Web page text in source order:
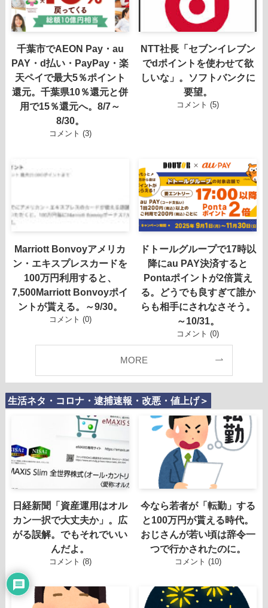
千葉市でAEON Pay・au
PAY・d払い・PayPay・楽
天ペイで最大5％ポイント
還元。千葉県10％還元と併
用で15％還元へ。8/7～
8/30。
コメント (3)
NTT社長「セブンイレブン
でdポイントを使わせて欲
しいな」。ソフトバンクに
要望。
コメント (5)
Marriott Bonvoyアメリカ
ン・エキスプレスカードを
100万円利用すると、
7,500Marriott Bonvoyポイ
ントが貰える。～9/30。
コメント (0)
ドトールグループで17時以
降にau PAY決済すると
Pontaポイントが2倍貰え
る。どうでも良すぎて誰か
らも相手にされなさそう。
～10/31。
コメント (0)
MORE
生活ネタ・コロナ・逮捕速報・改悪・値上げ＞
日経新聞「資産運用はオル
カン一択で大丈夫か」。広
がる誤解。でもそれでいい
んだよ。
コメント (8)
今なら若者が「転勤」する
と100万円が貰える時代。
おじさんが若い頃は辞令一
つで行かされたのに。
コメント (10)